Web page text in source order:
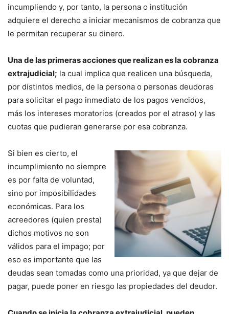
incumpliendo y, por tanto, la persona o institución
adquiere el derecho a iniciar mecanismos de cobranza que
le permitan recuperar su dinero.
Una de las primeras acciones que realizan es la cobranza
extrajudicial; la cual implica que realicen una búsqueda,
por distintos medios, de la persona o personas deudoras
para solicitar el pago inmediato de los pagos vencidos,
más los intereses moratorios (creados por el atraso) y las
cuotas que pudieran generarse por esa cobranza.
Si bien es cierto, el
incumplimiento no siempre
es por falta de voluntad,
sino por imposibilidades
económicas. Para los
acreedores (quien presta)
dichos motivos no son
válidos para el impago; por
eso es importante que las
deudas sean tomadas como una prioridad, ya que dejar de
pagar, puede poner en riesgo las propiedades del deudor.